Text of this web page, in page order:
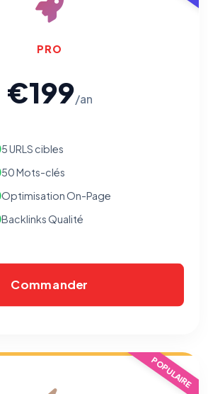
PRO
€199/an
5 URLS cibles
50 Mots-clés
Optimisation On-Page
Backlinks Qualité
Commander
POPULAIRE